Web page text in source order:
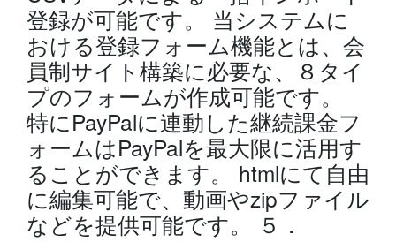
登録が可能です。 当システムに
おける登録フォーム機能とは、会
員制サイト構築に必要な、８タイ
プのフォームが作成可能です。
特にPayPalに連動した継続課金フ
ォームはPayPalを最大限に活用す
ることができます。 htmlにて自由
に編集可能で、動画やzipファイル
などを提供可能です。 ５．